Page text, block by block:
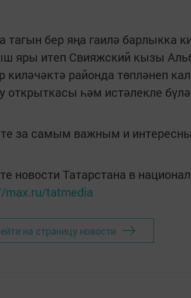
тагын бер яңа гаилә барлыкка
яры итеп Свияжский кызы
киләчәктә районда төпләнеп
открыткасы һәм истәлекле
за самым важным и
новости Татарстана в
max.ru/tatmedia
на страницу новости